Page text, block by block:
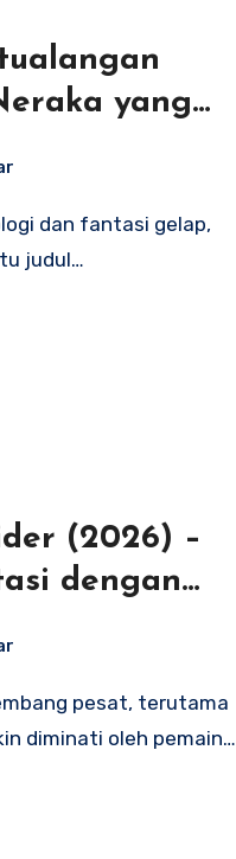
yang
judul…
(2026) –
dengan
diminati oleh pemain…